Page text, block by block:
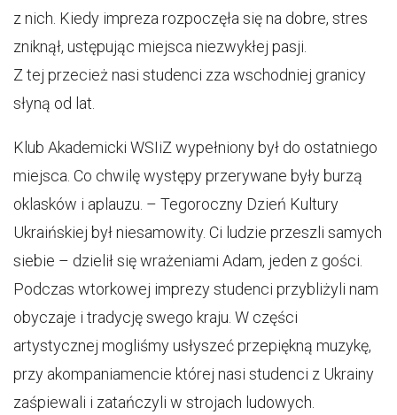
z nich. Kiedy impreza rozpoczęła się na dobre, stres
zniknął, ustępując miejsca niezwykłej pasji.
Z tej przecież nasi studenci zza wschodniej granicy
słyną od lat.
Klub Akademicki WSIiZ wypełniony był do ostatniego
miejsca. Co chwilę występy przerywane były burzą
oklasków i aplauzu. – Tegoroczny Dzień Kultury
Ukraińskiej był niesamowity. Ci ludzie przeszli samych
siebie – dzielił się wrażeniami Adam, jeden z gości.
Podczas wtorkowej imprezy studenci przybliżyli nam
obyczaje i tradycję swego kraju. W części
artystycznej mogliśmy usłyszeć przepiękną muzykę,
przy akompaniamencie której nasi studenci z Ukrainy
zaśpiewali i zatańczyli w strojach ludowych.